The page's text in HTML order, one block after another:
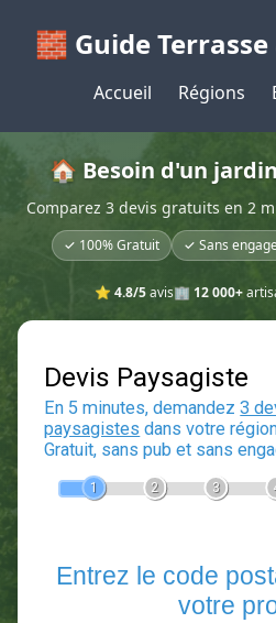
🧱 Guide
Accueil Régions
🏠 Besoin d'un
Comparez 3 devis gratuits en 2
✓ 100% Gratuit ✓ Sans
⭐ 4.8/5avis🏢 12 000+
Devis
En 5 minutes,